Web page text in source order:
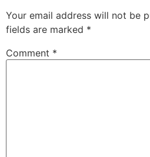
Your email address will not be
fields are marked *
Comment *